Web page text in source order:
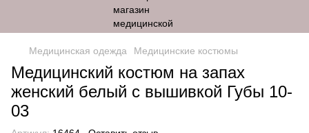
Медицинская одежда Медицинские костюмы
Медицинский костюм на запах
женский белый с вышивкой Губы 10-
03